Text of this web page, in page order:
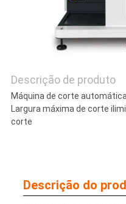
DE
PRIVACIDADE
Descrição de produto
Máquina de corte
Largura máxima de corte
corte
Descrição do